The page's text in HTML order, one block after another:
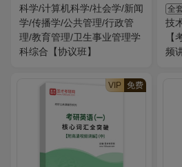
科学/计算机科学/社会学/新闻
学/传播学/公共管理/行政管
理/教育管理/卫生事业管理学
科综合【协议班】
全
技
【
频
VIP 免费